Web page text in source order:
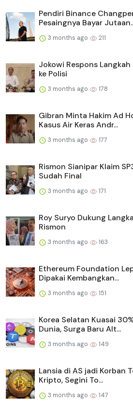
Pendiri Binance
Pesaingnya Bayar
3 months ago 211
Jokowi Respons
ke Polisi
3 months ago 178
Gibran Minta Hakim Ad
Kasus Air Keras Andr...
3 months ago 177
Rismon Sianipar Klaim
Sudah Final
3 months ago 171
Roy Suryo Dukung
Rismon
3 months ago 163
Ethereum Foundation
Dipakai Kembangkan...
3 months ago 151
Korea Selatan Kuasai
Dunia, Surga Baru Alt...
3 months ago 149
Lansia di AS jadi Korban
Kripto, Segini To...
3 months ago 147